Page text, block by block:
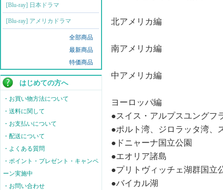
[Blu-ray] 日本ドラマ
[Blu-ray] アメリカドラマ
全部商品
最新商品
特価商品
はじめての方へ
・お買い物方法について
・送料に関して
・お支払いについて
・配送について
・よくある質問
・ポイント・プレゼント・キャンペ
ーン実施中
・お問い合わせ
北アメリカ編
南アメリカ編
中アメリカ編
ヨーロッパ編
●スイス・アルプスユングフ
●ポルト湾、ジロラッタ湾、
●ドニャーナ国立公園
●エオリア諸島
●プリトヴィッチェ湖群国立
●バイカル湖